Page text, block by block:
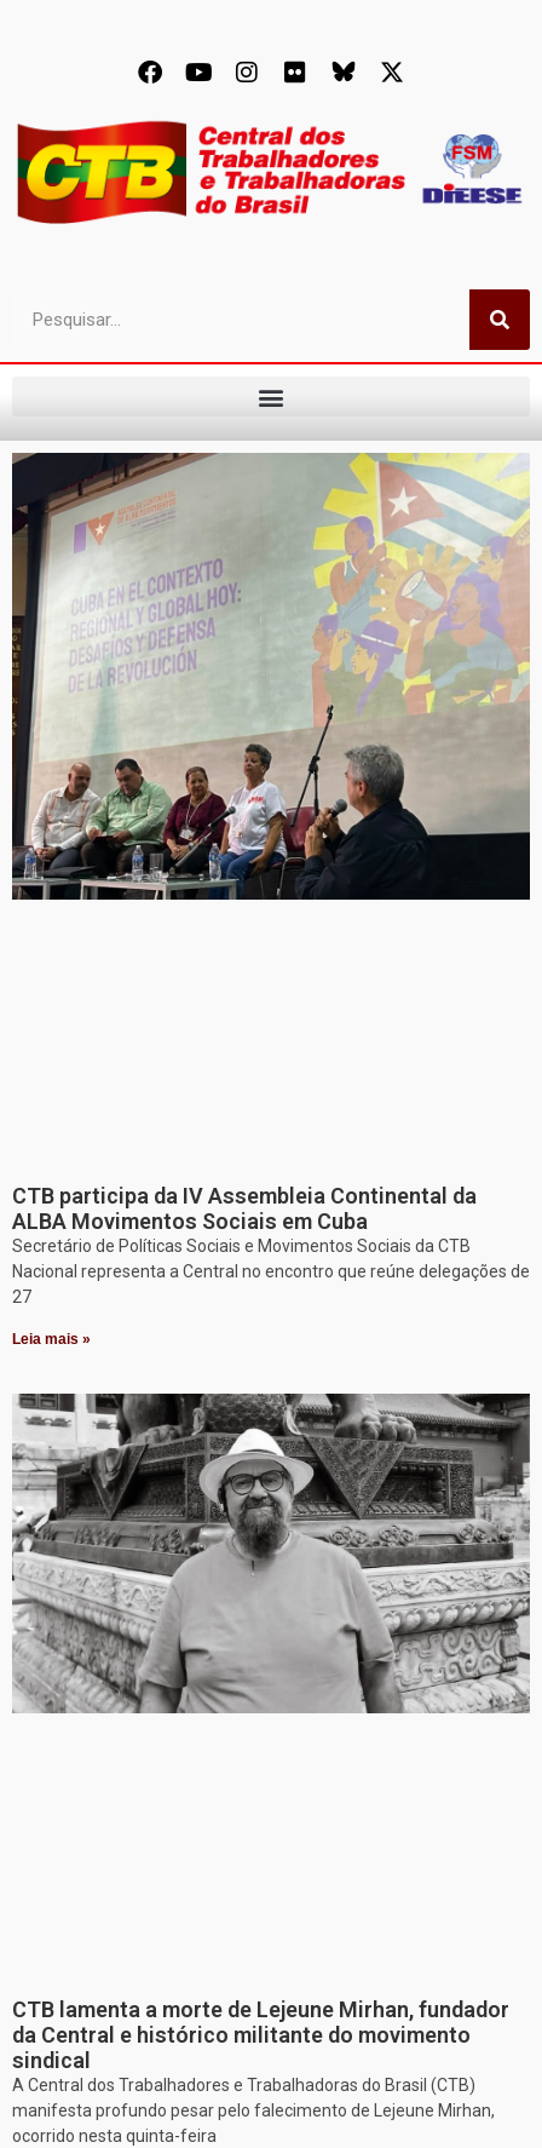
CTB participa da IV Assembleia Continental da
ALBA Movimentos Sociais em Cuba
Secretário de Políticas Sociais e Movimentos Sociais da CTB
Nacional representa a Central no encontro que reúne delegações de
27
Leia mais »
CTB lamenta a morte de Lejeune Mirhan, fundador
da Central e histórico militante do movimento
sindical
A Central dos Trabalhadores e Trabalhadoras do Brasil (CTB)
manifesta profundo pesar pelo falecimento de Lejeune Mirhan,
ocorrido nesta quinta-feira